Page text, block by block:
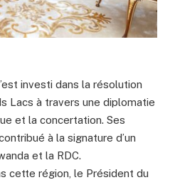
investi dans la résolution
Lacs à travers une diplomatie
et la concertation. Ses
à la signature d’un
et la RDC.
cette région, le Président du